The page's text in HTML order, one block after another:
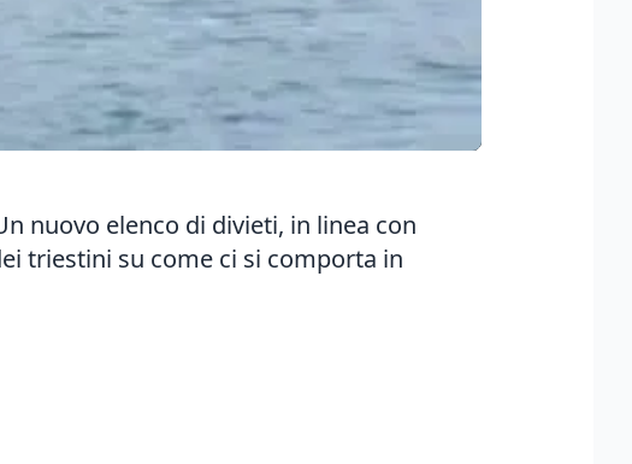
nuovo elenco di divieti, in linea con
triestini su come ci si comporta in